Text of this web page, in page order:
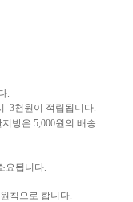
.
3천원이 적립됩니다.
방은 5,000원의 배송
요됩니다.
칙으로 합니다.